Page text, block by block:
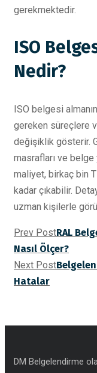
gerekmektedir.
ISO
Nedir?
ISO belgesi
gereken süreçlere
değişiklik gösterir.
masrafları ve
maliyet, birkaç bin
kadar çıkabilir.
uzman kişilerle
Prev PostRAL
Nasıl Ölçer?
Next Post
Hatalar
DM Belgelendirme